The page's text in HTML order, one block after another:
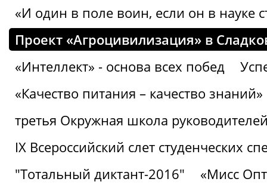
«И один в поле воин, если он в науке
Проект «Агроцивилизация» в
«Интеллект» - основа всех побед
«Качество питания – качество знаний»
третья Окружная школа
IХ Всероссийский слет студенческих
"Тотальный диктант-2016"
«Мисс